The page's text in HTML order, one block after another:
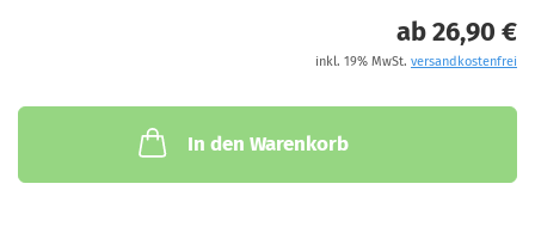
ab 26,90 €
inkl. 19% MwSt. versandkostenfrei
In den Warenkorb